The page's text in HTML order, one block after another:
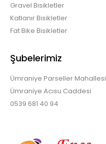
Gravel Bisikletler
Katlanır Bisikletler
Fat Bike Bisikletler
Şubelerimiz
Ümraniye Parseller Mahallesi
Ümraniye Acısu Caddesi
0539 681 40 94